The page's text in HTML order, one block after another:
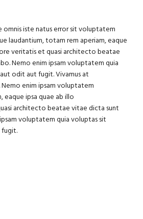
omnis iste natus error sit voluptatem
laudantium, totam rem aperiam, eaque
veritatis et quasi architecto beatae
Nemo enim ipsam voluptatem quia
odit aut fugit. Vivamus at
enim ipsam voluptatem
ipsa quae ab illo
architecto beatae vitae dicta sunt
voluptatem quia voluptas sit